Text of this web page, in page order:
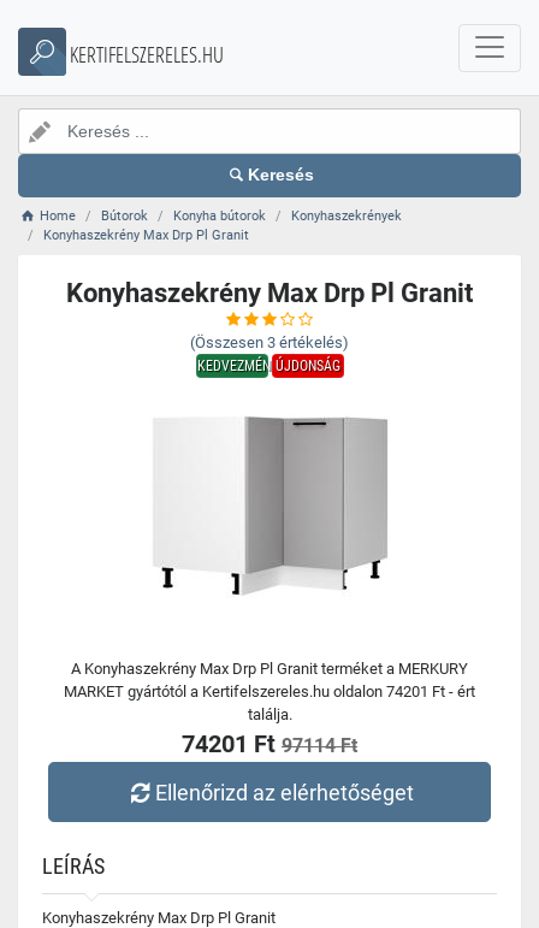
KERTIFELSZERELES.HU
Keresés
Home Bútorok Konyha bútorok
Konyhaszekrények
Konyhaszekrény Max Drp Pl Granit
Konyhaszekrény Max Drp Pl Granit
(Összesen 3 értékelés)
KEDVEZMÉNYÚJDONSÁG
A Konyhaszekrény Max Drp Pl Granit terméket a MERKURY
MARKET gyártótól a Kertifelszereles.hu oldalon 74201 Ft - ért
találja.
74201 Ft 97114 Ft
Ellenőrizd az elérhetőséget
LEÍRÁS
Konyhaszekrény Max Drp Pl Granit